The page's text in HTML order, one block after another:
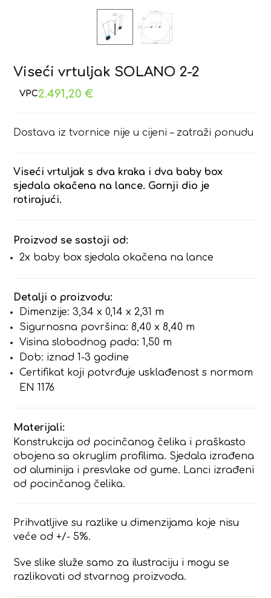
Viseći vrtuljak SOLANO 2-2
2.491,20€
Dostava iz tvornice nije u cijeni – zatraži ponudu
Viseći vrtuljak s dva kraka i dva baby box
sjedala okačena na lance. Gornji dio je
rotirajući.
Proizvod se sastoji od:
2x baby box sjedala okačena na lance
Detalji o proizvodu:
Dimenzije: 3,34 x 0,14 x 2,31 m
Sigurnosna površina: 8,40 x 8,40 m
Visina slobodnog pada: 1,50 m
Dob: iznad 1-3 godine
Certifikat koji potvrđuje usklađenost s normom
EN 1176
Materijali:
Konstrukcija od pocinčanog čelika i praškasto
obojena sa okruglim profilima. Sjedala izrađena
od aluminija i presvlake od gume. Lanci izrađeni
od pocinčanog čelika.
Prihvatljive su razlike u dimenzijama koje nisu
veće od +/- 5%.
Sve slike služe samo za ilustraciju i mogu se
razlikovati od stvarnog proizvoda.